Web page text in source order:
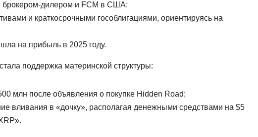
брокером-дилером и FCM в США;
и краткосрочными гособлигациями, ориентируясь на
на прибыль в 2025 году.
поддержка материнской структуры:
млн после объявления о покупке Hidden Road;
вливания в «дочку», располагая денежными средствами на $5